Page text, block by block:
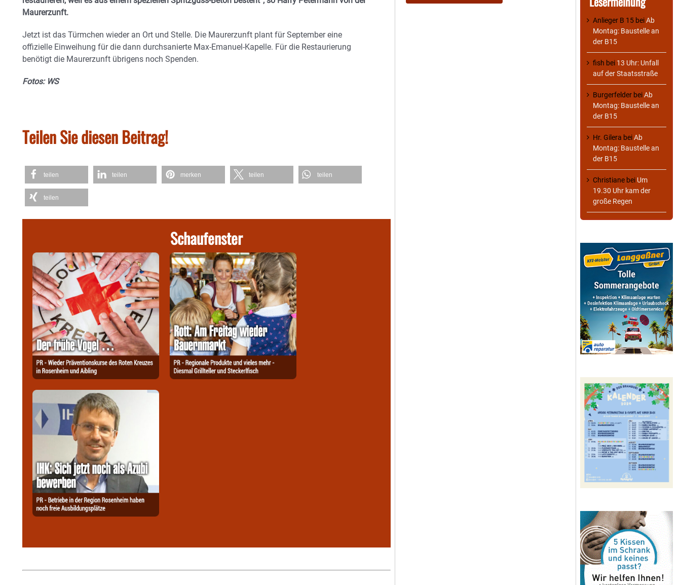
Maurerzunft.
Jetzt ist das Türmchen wieder an Ort und Stelle. Die Maurerzunft plant für September eine
offizielle Einweihung für die dann durchsanierte Max-Emanuel-Kapelle. Für die Restaurierung
benötigt die Maurerzunft übrigens noch Spenden.
Fotos: WS
Teilen Sie diesen Beitrag!
teilen teilen merken teilen teilen
teilen
Schaufenster
Anlieger B 15 beiAb
Montag: Baustelle an
der B15
fish bei 13 Uhr: Unfall
auf der Staatsstraße
Burgerfelder beiAb
Montag: Baustelle an
der B15
Hr. Gilera beiAb
Montag: Baustelle an
der B15
Christiane bei Um
19.30 Uhr kam der
große Regen